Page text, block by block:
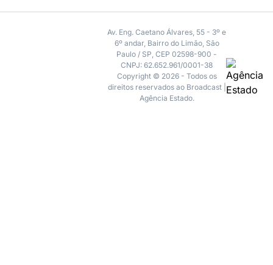
Av. Eng. Caetano Álvares, 55 - 3º e
6º andar, Bairro do Limão, São
Paulo / SP, CEP 02598-900 -
CNPJ: 62.652.961/0001-38
Copyright © 2026 - Todos os
direitos reservados ao Broadcast |
Agência Estado.